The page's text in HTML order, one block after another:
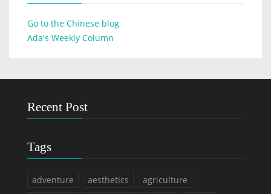
Go to the Chinese blog
Ada's Weekly Column
Recent Post
Tags
adventure aesthetics
agriculture